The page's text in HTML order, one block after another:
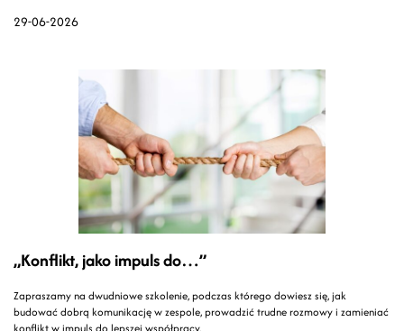
29-06-2026
„Konflikt, jako impuls do…”
Zapraszamy na dwudniowe szkolenie, podczas którego dowiesz się, jak
budować dobrą komunikację w zespole, prowadzić trudne rozmowy i zamieniać
konflikt w impuls do lepszej współpracy.